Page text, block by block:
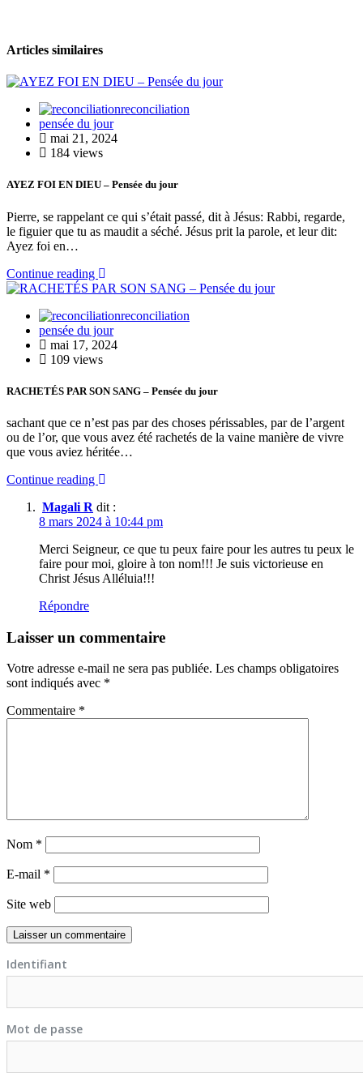
Articles similaires
reconciliation
pensée du jour
mai 21, 2024
184 views
AYEZ FOI EN DIEU – Pensée du jour
Pierre, se rappelant ce qui s’était passé, dit à Jésus: Rabbi, regarde,
le figuier que tu as maudit a séché. Jésus prit la parole, et leur dit:
Ayez foi en…
Continue reading
reconciliation
pensée du jour
mai 17, 2024
109 views
RACHETÉS PAR SON SANG – Pensée du jour
sachant que ce n’est pas par des choses périssables, par de l’argent
ou de l’or, que vous avez été rachetés de la vaine manière de vivre
que vous aviez héritée…
Continue reading
Magali R dit :
8 mars 2024 à 10:44 pm
Merci Seigneur, ce que tu peux faire pour les autres tu peux le
faire pour moi, gloire à ton nom!!! Je suis victorieuse en
Christ Jésus Alléluia!!!
Répondre
Laisser un commentaire
Votre adresse e-mail ne sera pas publiée. Les champs obligatoires
sont indiqués avec *
Commentaire *
Nom *
E-mail *
Site web
Identifiant
Mot de passe